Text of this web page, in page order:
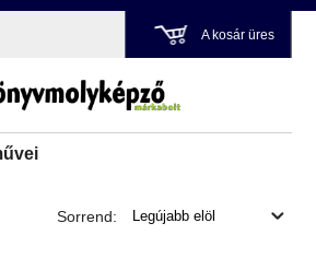
A kosár üres
Sorrend: